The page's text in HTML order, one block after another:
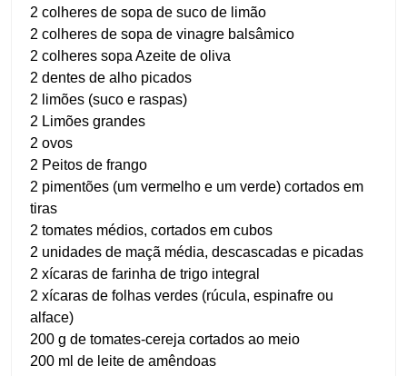
2 colheres de sopa de suco de limão
2 colheres de sopa de vinagre balsâmico
2 colheres sopa Azeite de oliva
2 dentes de alho picados
2 limões (suco e raspas)
2 Limões grandes
2 ovos
2 Peitos de frango
2 pimentões (um vermelho e um verde) cortados em
tiras
2 tomates médios, cortados em cubos
2 unidades de maçã média, descascadas e picadas
2 xícaras de farinha de trigo integral
2 xícaras de folhas verdes (rúcula, espinafre ou
alface)
200 g de tomates-cereja cortados ao meio
200 ml de leite de amêndoas